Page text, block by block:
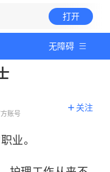
打开
无障碍
账号
关注
业。